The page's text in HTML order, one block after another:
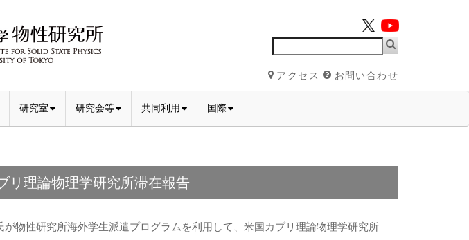
アクセス お問い合わせ
研究室 研究会等 共同利用 国際
リ理論物理学研究所滞在報告
物性研究所海外学生派遣プログラムを利用して、米国カブリ理論物理学研究所